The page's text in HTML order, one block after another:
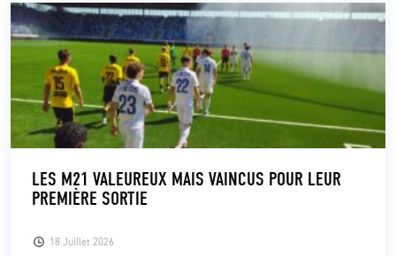
18 Juillet 2026
LES M21 VALEUREUX MAIS VAINCUS POUR LEUR
PREMIÈRE SORTIE